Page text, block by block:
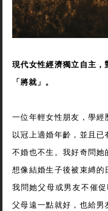
現代女性經濟獨立自主
「將就」。
一位年輕女性朋友，學
以冠上適婚年齡，並且
不婚也不生。我好奇問
想像結婚生子後被束縛的
我問她父母或男友不催
父母遠一點就好，也給